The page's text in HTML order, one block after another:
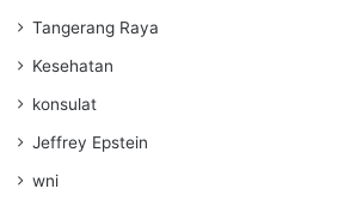
Tangerang Raya
Kesehatan
konsulat
Jeffrey Epstein
wni